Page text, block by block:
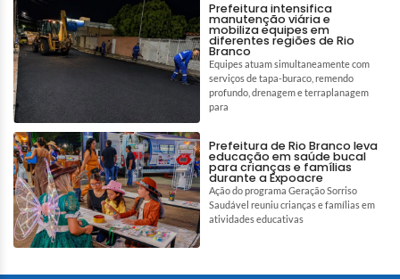
Prefeitura intensifica
manutenção viária e
mobiliza equipes em
diferentes regiões de Rio
Branco
Equipes atuam simultaneamente com
serviços de tapa-buraco, remendo
profundo, drenagem e terraplanagem
para
Prefeitura de Rio Branco leva
educação em saúde bucal
para crianças e famílias
durante a Expoacre
Ação do programa Geração Sorriso
Saudável reuniu crianças e famílias em
atividades educativas